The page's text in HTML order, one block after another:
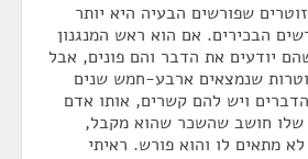
שפורשים הבעיה היא יותר
הבכירים. אם הוא ראש המנגנון
יודעים את הדבר והם פונים, אבל
שנמצאים ארבע-חמש שנים
ויש להם קשרים, אותו אדם
שלו חושב שהשכר שהוא מקבל,
שקלים, לא מתאים לו והוא פורש. ראיתי